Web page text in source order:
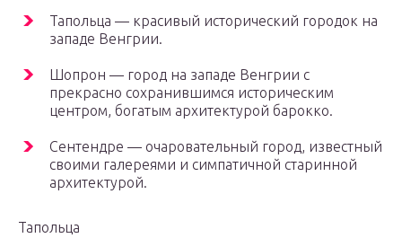
Тапольца — красивый исторический городок на
западе Венгрии.
Шопрон — город на западе Венгрии с
прекрасно сохранившимся историческим
центром, богатым архитектурой барокко.
Сентендре — очаровательный город, известный
своими галереями и симпатичной старинной
архитектурой.
Тапольца